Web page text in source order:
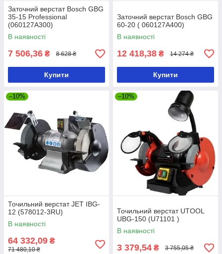
Заточний верстат Bosch GBG
35-15 Professional
(060127A300)
В наявності
7 506,36 ₴ 8 628 ₴
Купити
Заточний верстат Bosch GBG
60-20 ( 060127A400)
В наявності
12 418,38 ₴ 14 274 ₴
Купити
–10%
Точильний верстат JET IBG-
12 (578012-3RU)
В наявності
64 332,09 ₴
71 480,10 ₴
–10%
Точильний верстат UTOOL
UBG-150 (U71101 )
В наявності
3 379,54 ₴ 3 755,05 ₴